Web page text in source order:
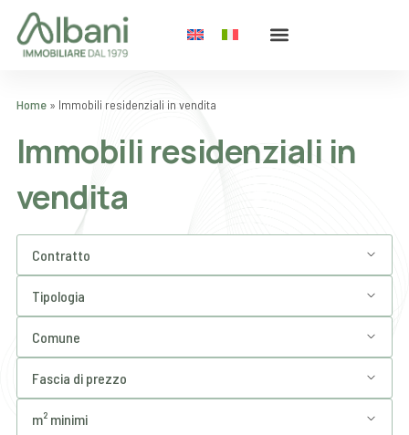
Home» Immobili residenziali in vendita
Immobili residenziali in
vendita